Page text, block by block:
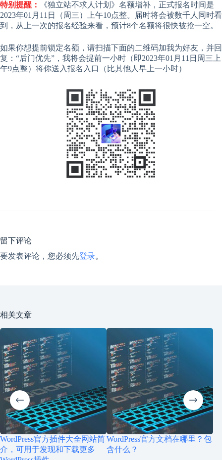
特别提醒：
《独立站不求人计划》名额增补，正式报名时间是
2023年01月11日（周三）上午10点整。届时将会被数千人同时看
到，从上一次的报名经验来看，预计8个名额将很快被抢一空。
如果你想提前锁定名额，请扫描下面的二维码加我为好友，并回
复：“后门优先”，我将会提前一小时（即2023年01月11日周三上
午9点整）将你送入报名入口（比其他人早上一小时）
留下评论
要发表评论，您必须先登录。
相关文章
WordPress官方插件大全网站简
介，可用于发现和下载更多
WordPress官方文档在哪里？包
含什么？